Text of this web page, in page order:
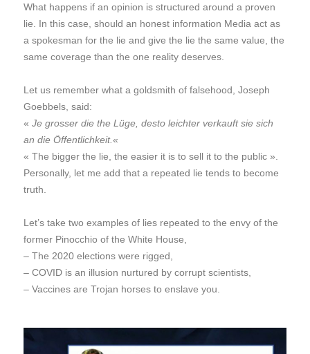
What happens if an opinion is structured around a proven
lie. In this case, should an honest information Media act as
a spokesman for the lie and give the lie the same value, the
same coverage than the one reality deserves.
Let us remember what a goldsmith of falsehood, Joseph
Goebbels, said:
« Je grosser die the Lüge, desto leichter verkauft sie sich
an die Öffentlichkeit.«
« The bigger the lie, the easier it is to sell it to the public ».
Personally, let me add that a repeated lie tends to become
truth.
Let’s take two examples of lies repeated to the envy of the
former Pinocchio of the White House,
– The 2020 elections were rigged,
– COVID is an illusion nurtured by corrupt scientists,
– Vaccines are Trojan horses to enslave you.